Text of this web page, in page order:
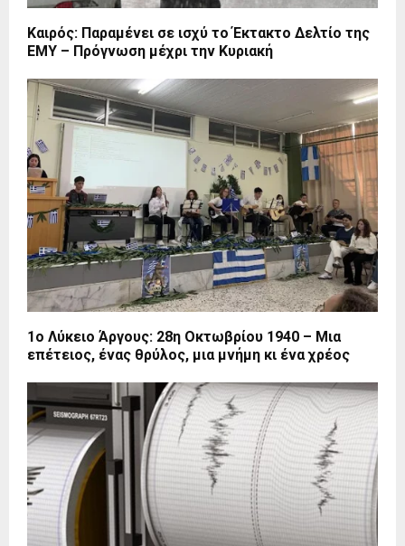
Καιρός: Παραμένει σε ισχύ το Έκτακτο Δελτίο της
ΕΜΥ – Πρόγνωση μέχρι την Κυριακή
1ο Λύκειο Άργους: 28η Οκτωβρίου 1940 – Μια
επέτειος, ένας θρύλος, μια μνήμη κι ένα χρέος